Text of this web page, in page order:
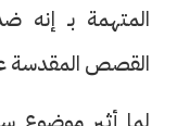
المتهمة بـ إنه
القصص المقدسة